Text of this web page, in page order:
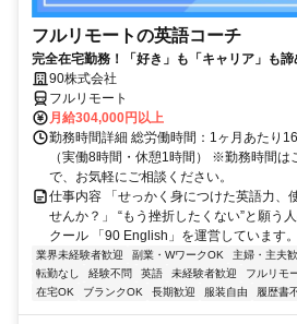
フルリモートの英語コーチ
完全在宅勤務！「好き」も「キャリア」も諦
90株式会社
フルリモート
月給304,000円以上
勤務時間詳細 総労働時間：1ヶ月あたり
（実働8時間・休憩1時間） ※勤務時間は
で、お気軽にご相談ください。
仕事内容 「せっかく身につけた英語力、
せんか？」 “もう挫折したくない”と願う
クール 「90 English」を運営しています
業界未経験者歓迎 副業・WワークOK 主婦・主夫
転勤なし
経験不問 英語 未経験者歓迎 フルリモ
在宅OK
ブランクOK 長期歓迎 服装自由 履歴書